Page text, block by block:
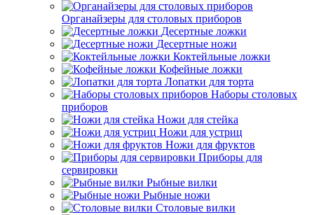
Органайзеры для столовых приборов
Десертные ложки
Десертные ножи
Коктейльные ложки
Кофейные ложки
Лопатки для торта
Наборы столовых
приборов
Ножи для стейка
Ножи для устриц
Ножи для фруктов
Приборы для
сервировки
Рыбные вилки
Рыбные ножи
Столовые вилки